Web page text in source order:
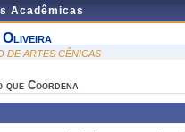
Acadêmicas
Oliveira
DE ARTES CÊNICAS
que Coordena